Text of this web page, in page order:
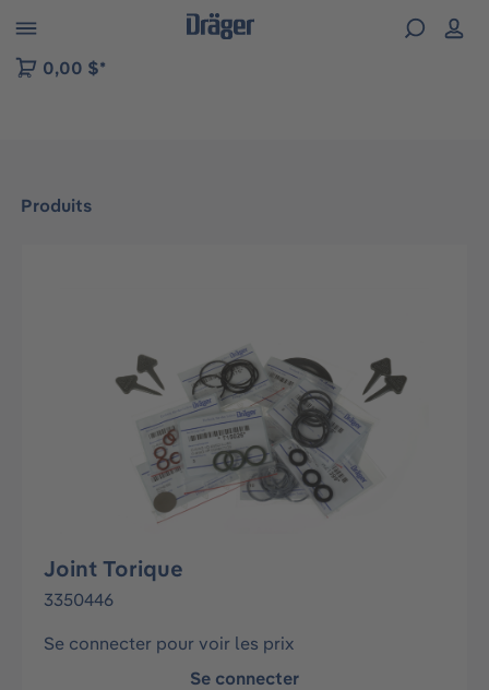
to B2B platform navigation
0,00 $*
Produits
Joint Torique
3350446
Se connecter pour voir les prix
Se connecter